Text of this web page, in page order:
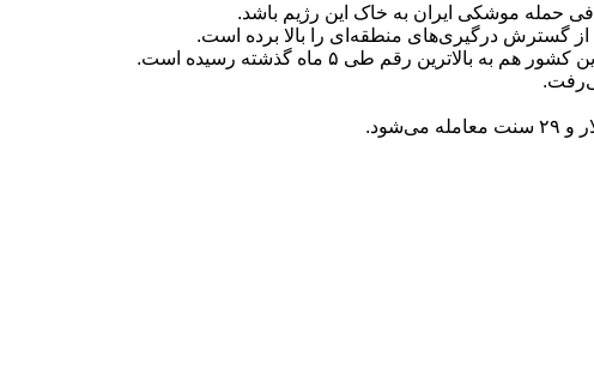
حمله موشکی ایران به خاک این رژیم باشد.
گسترش درگیری‌های منطقه‌ای را بالا برده است.